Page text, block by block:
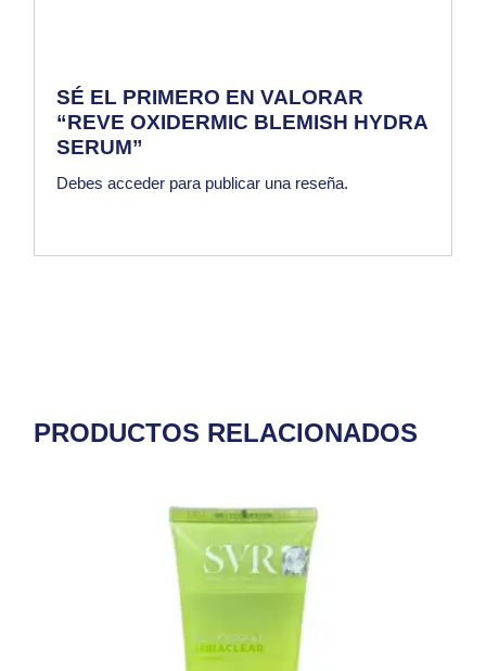
SÉ EL PRIMERO EN VALORAR
“REVE OXIDERMIC BLEMISH HYDRA
SERUM”
Debesacceder para publicar una reseña.
PRODUCTOS RELACIONADOS